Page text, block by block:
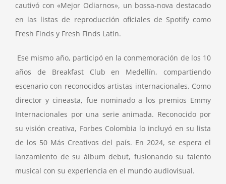
cautivó con «Mejor Odiarnos», un bossa-nova destacado
en las listas de reproducción oficiales de Spotify como
Fresh Finds y Fresh Finds Latin.
Ese mismo año, participó en la conmemoración de los 10
años de Breakfast Club en Medellín, compartiendo
escenario con reconocidos artistas internacionales. Como
director y cineasta, fue nominado a los premios Emmy
Internacionales por una serie animada. Reconocido por
su visión creativa, Forbes Colombia lo incluyó en su lista
de los 50 Más Creativos del país. En 2024, se espera el
lanzamiento de su álbum debut, fusionando su talento
musical con su experiencia en el mundo audiovisual.